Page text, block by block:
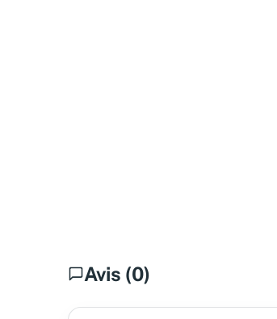
Avis (0)